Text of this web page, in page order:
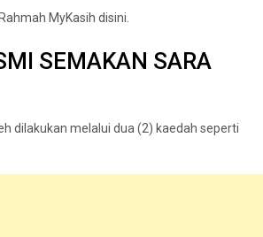
MyKasih disini.
SEMAKAN SARA
dilakukan melalui dua (2) kaedah seperti